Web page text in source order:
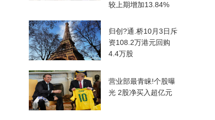
较上期增加13.84%
归创?通.桥10月3日斥
资108.2万港元回购
4.4万股
营业部最青睐!个股曝
光 2股净买入超亿元